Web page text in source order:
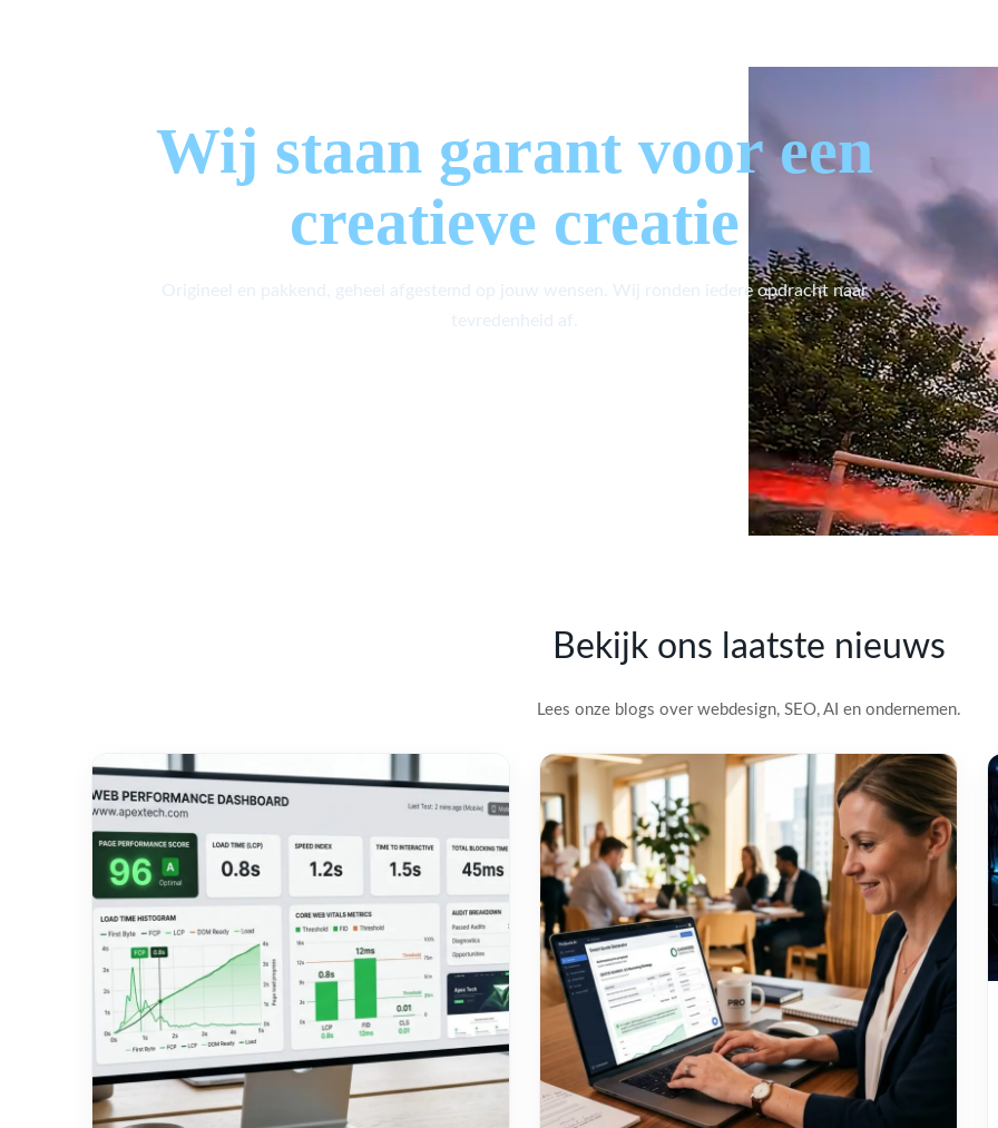
Wij staan garant voor een
creatieve creatie
Origineel en pakkend, geheel afgestemd op jouw wensen. Wij ronden iedere opdracht naar
tevredenheid af.
Bekijk ons laatste nieuws
Lees onze blogs over webdesign, SEO, AI en ondernemen.